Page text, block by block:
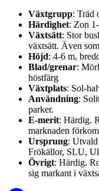
Växtgrupp: Träd
Härdighet: Zon
Växtsätt: Stor
växtsätt. Även
Höjd: 4-6 m,
Blad/grenar:
höstfärg
Växtplats: Sol-
Användning:
parker.
E-merit: Härdig.
marknaden
Ursprung: Utvald
Frökällor, SLU,
Övrigt: Härdig.
sig markant i